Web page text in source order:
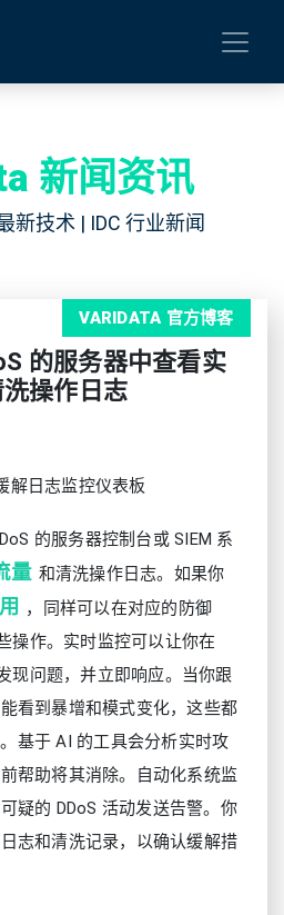
新闻资讯
新技术 | IDC 行业新闻
VARIDATA 官方博客
的服务器中查看实
操作日志
的服务器控制台或 SIEM 系
量 和清洗操作日志。如果你
，同样可以在对应的防御
操作。实时监控可以让你在
现问题，并立即响应。当你跟
看到暴增和模式变化，这些都
基于 AI 的工具会分析实时攻
帮助将其消除。自动化系统监
疑的 DDoS 活动发送告警。你
志和清洗记录，以确认缓解措